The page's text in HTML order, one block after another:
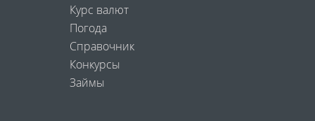
Курс валют
Погода
Справочник
Конкурсы
Займы